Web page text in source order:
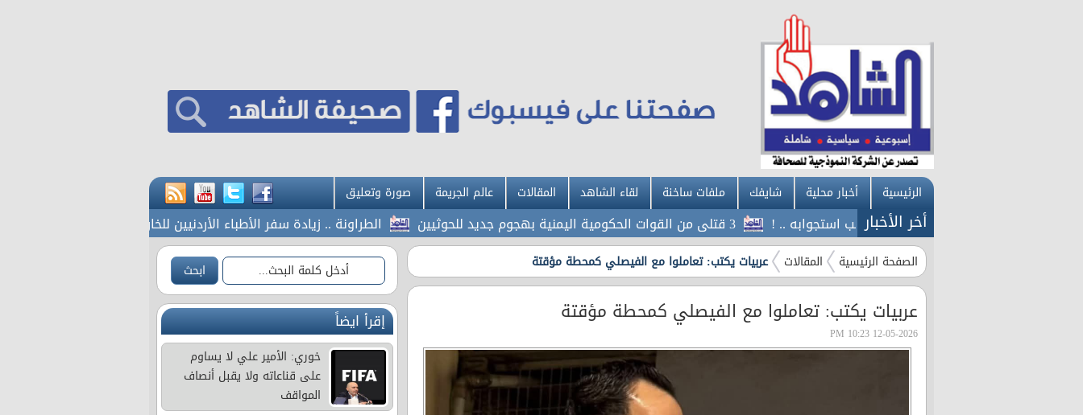
الرئيسية أخبار محلية شايفك ملفات ساخنة لقاء الشاهد المقالات عالم الجريمة صورة وتعليق
أخر الأخبار
ل رم : وزير النقل تواصل معي لسحب استجوابه .. ! 3 قتلى من القوات الحكومية اليمنية بهجوم جديد للحوثيين الطراونة .. زيادة سفر الأطباء الأردنيين للخارج بسبب تنامي عوامل الجذب من
الصفحة الرئيسية المقالات عربيات يكتب: تعاملوا مع الفيصلي كمحطة مؤقتة
عربيات يكتب: تعاملوا مع الفيصلي كمحطة مؤقتة
12-05-2026 10:23 PM إقرأ ايضاً
خوري: الأمير علي لا يساوم
على قناعاته ولا يقبل أنصاف
المواقف